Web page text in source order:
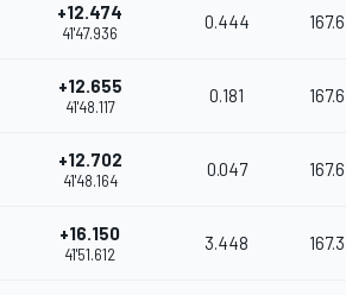
+12.474
41'47.936
0.444 167.6
+12.655
41'48.117
0.181 167.6
+12.702
41'48.164
0.047 167.6
+16.150
41'51.612
3.448 167.3